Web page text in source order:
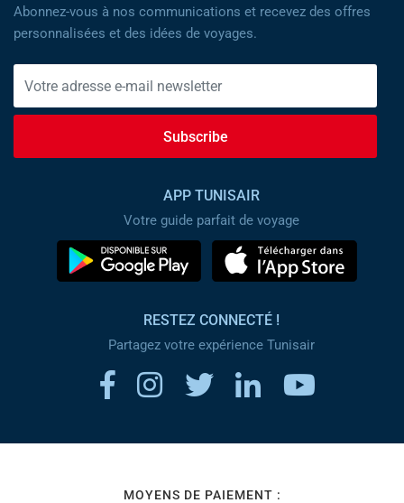
Abonnez-vous à nos communications et recevez des offres
personnalisées et des idées de voyages.
Subscribe
APP TUNISAIR
Votre guide parfait de voyage
RESTEZ CONNECTÉ !
Partagez votre expérience Tunisair
MOYENS DE PAIEMENT :